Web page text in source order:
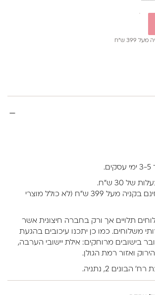
399 ש”ח
30 ש״ח.
משלוח עד הבית חינם בקניה מעל 399 ש״ח (לא כולל מוצרי
תלויים אך ורק בחברה חיצונית אשר
משלוחים. כמו כן יתכנו עיכובים בהגעת
בישובים מרוחקים: אילת יישובי הערבה,
ואזור רמת הגולן.
2, נתניה.